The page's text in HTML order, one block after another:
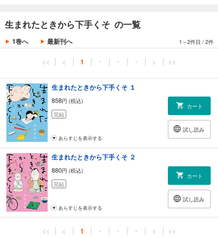
生まれたときから下手くそ の一覧
1巻へ 最新刊へ 1～2件目 /2件
<< < 1 ・ ・ ・ > >>
生まれたときから下手くそ １
858円 (税込)
完結
カート
試し読み
あらすじを表示する
生まれたときから下手くそ ２
880円 (税込)
完結
カート
試し読み
あらすじを表示する
<< < 1 ・ ・ ・ > >>